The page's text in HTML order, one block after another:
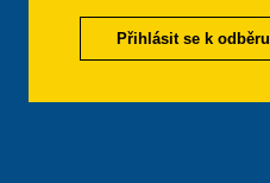
Přihlásit se k odběru